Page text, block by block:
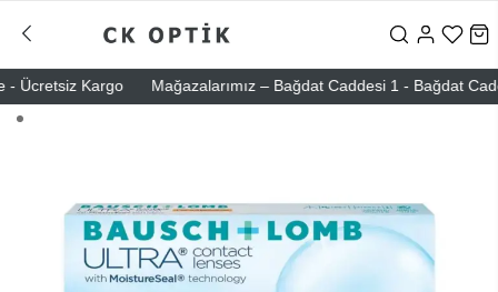
Kargo Mağazalarımız – Bağdat Caddesi 1 - Bağdat